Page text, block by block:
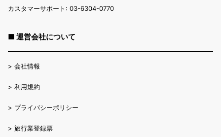
カスタマーサポート: 03-6304-0770
■ 運営会社について
> 会社情報
> 利用規約
> プライバシーポリシー
> 旅行業登録票